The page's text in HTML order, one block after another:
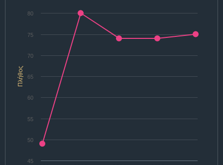
Πλήθος
45
50
55
60
65
70
75
80